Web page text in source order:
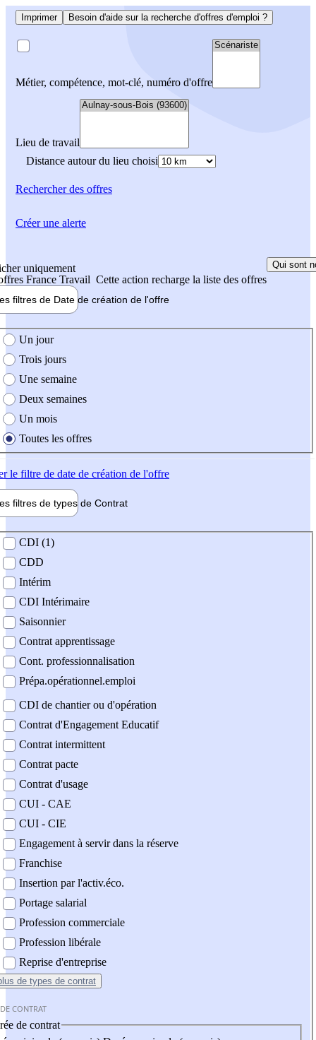
Imprimer Besoin d'aide sur la recherche d'offres d'emploi ?
Métier, compétence, mot-clé, numéro d'offre
Lieu de travail
Distance autour du lieu choisi
Rechercherdes offres
uniquement
France Travail Cette action recharge la liste des offres
Qui sont
filtres de Date de création de l'offre
création de l'offre
Un jour
Trois jours
Une semaine
Deux semaines
Un mois
Toutes les offres
le filtre de date de création de l'offre
filtres de types de Contrat
contrat
CDI (1)
CDD
Intérim
CDI Intérimaire
Saisonnier
Contrat apprentissage
Cont. professionnalisation
Prépa.opérationnel.emploi
CDI de chantier ou d'opération
Contrat d'Engagement Educatif
Contrat intermittent
Contrat pacte
Contrat d'usage
CUI - CAE
CUI - CIE
Engagement à servir dans la réserve
Franchise
Insertion par l'activ.éco.
Portage salarial
Profession commerciale
Profession libérale
Reprise d'entreprise
de types de contrat
CONTRAT
de contrat
Créer une alerte